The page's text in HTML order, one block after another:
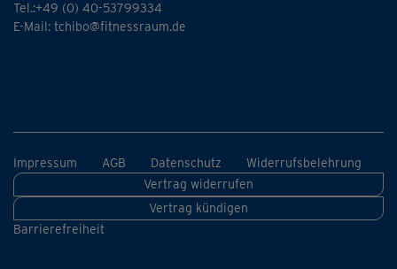
Tel.:+49 (0) 40-53799334
E-Mail: tchibo@fitnessraum.de
Impressum AGB Datenschutz
Widerrufsbelehrung
Vertrag widerrufen
Vertrag kündigen
Barrierefreiheit